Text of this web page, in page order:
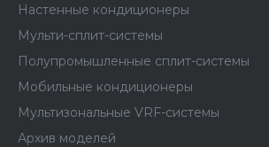
Настенные кондиционеры
Мульти-сплит-системы
Полупромышленные сплит-системы
Мобильные кондиционеры
Мультизональные VRF-системы
Архив моделей